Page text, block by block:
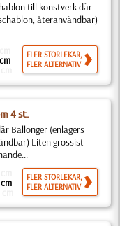
till konstverk där
återanvändbar)
FLER STORLEKAR,
FLER ALTERNATIV
4 st.
Ballonger (enlagers
Liten grossist
FLER STORLEKAR,
FLER ALTERNATIV